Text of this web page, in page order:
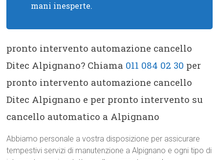
mani inesperte.
pronto intervento automazione cancello
Ditec Alpignano? Chiama 011 084 02 30 per
pronto intervento automazione cancello
Ditec Alpignano e per pronto intervento su
cancello automatico a Alpignano
Abbiamo personale a vostra disposizione per assicurare
tempestivi servizi di manutenzione a Alpignano e ogni tipo di